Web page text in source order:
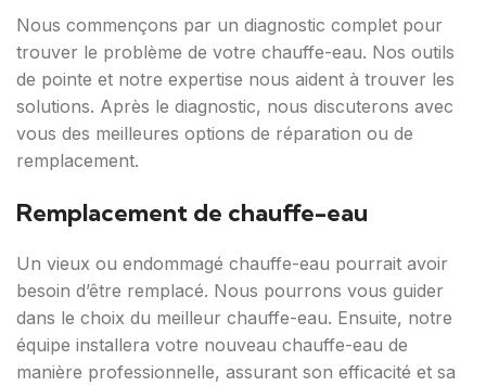
Nous commençons par un diagnostic complet pour
trouver le problème de votre chauffe-eau. Nos outils
de pointe et notre expertise nous aident à trouver les
solutions. Après le diagnostic, nous discuterons avec
vous des meilleures options de réparation ou de
remplacement.
Remplacement de chauffe-eau
Un vieux ou endommagé chauffe-eau pourrait avoir
besoin d’être remplacé. Nous pourrons vous guider
dans le choix du meilleur chauffe-eau. Ensuite, notre
équipe installera votre nouveau chauffe-eau de
manière professionnelle, assurant son efficacité et sa